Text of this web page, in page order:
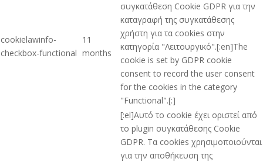
cookielawinfo-
checkbox-functional
11
months
συγκατάθεση Cookie GDPR για την
καταγραφή της συγκατάθεσης
χρήστη για τα cookies στην
κατηγορία "Λειτουργικό".[:en]The
cookie is set by GDPR cookie
consent to record the user consent
for the cookies in the category
"Functional".[:]
[:el]Αυτό το cookie έχει οριστεί από
το plugin συγκατάθεσης Cookie
GDPR. Τα cookies χρησιμοποιούνται
για την αποθήκευση της